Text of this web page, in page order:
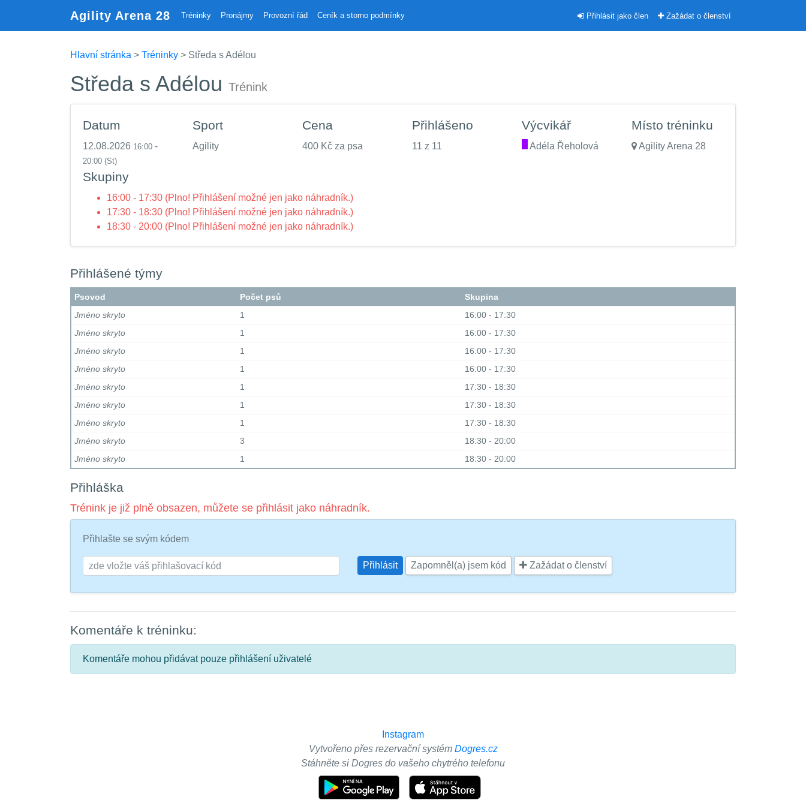
Agility Arena 28 Tréninky Pronájmy Provozní řád Ceník a storno podmínky Přihlásit jako člen Zažádat o členství
Hlavní stránka > Tréninky > Středa s Adélou
Středa s Adélou Trénink
Datum
12.08.2026 16:00 -
20:00 (St)
Sport
Agility
Cena
400 Kč za psa
Přihlášeno
11 z 11
Výcvikář
Adéla Řeholová
Místo tréninku
Agility Arena 28
Skupiny
16:00 - 17:30 (Plno! Přihlášení možné jen jako náhradník.)
17:30 - 18:30 (Plno! Přihlášení možné jen jako náhradník.)
18:30 - 20:00 (Plno! Přihlášení možné jen jako náhradník.)
Přihlášené týmy
Psovod Počet psů
Skupina
Jméno skryto
1
16:00 - 17:30
Jméno skryto
1
16:00 - 17:30
Jméno skryto
1
16:00 - 17:30
Jméno skryto
1
16:00 - 17:30
Jméno skryto
1
17:30 - 18:30
Jméno skryto
1
17:30 - 18:30
Jméno skryto
1
17:30 - 18:30
Jméno skryto
3
18:30 - 20:00
Jméno skryto
1 18:30 - 20:00
Přihláška
Trénink je již plně obsazen, můžete se přihlásit jako náhradník.
Přihlašte se svým kódem
Zapomněl(a) jsem kód Zažádat o členství
Komentáře k tréninku:
Komentáře mohou přidávat pouze přihlášení uživatelé
Instagram
Vytvořeno přes rezervační systém Dogres.cz
Stáhněte si Dogres do vašeho chytrého telefonu